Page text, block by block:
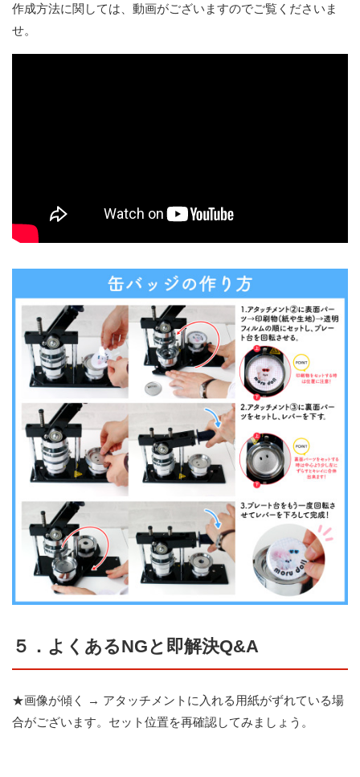
作成方法に関しては、動画がございますのでご覧くださいま
せ。
５．よくあるNGと即解決Q&A
★画像が傾く → アタッチメントに入れる用紙がずれている場
合がございます。セット位置を再確認してみましょう。